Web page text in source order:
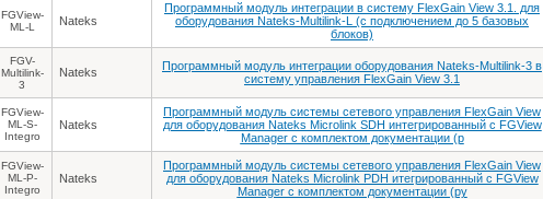
FGView-
ML-L
Nateks
Программный модуль интеграции в систему FlexGain View 3.1. для
оборудования Nateks-Multilink-L (с подключением до 5 базовых
блоков)
FGV-
Multilink-
3
Nateks
Программный модуль интеграции оборудования Nateks-Multilink-3 в
систему управления FlexGain View 3.1
FGView-
ML-S-
Integro
Nateks
Программный модуль системы сетевого управления FlexGain View
для оборудования Nateks Microlink SDH интегрированный с FGView
Manager c комплектом документации (р
FGView-
ML-P-
Integro
Nateks
Программный модуль системы сетевого управления FlexGain View
для оборудования Nateks Microlink PDH итегрированный с FGView
Manager c комплектом документации (ру